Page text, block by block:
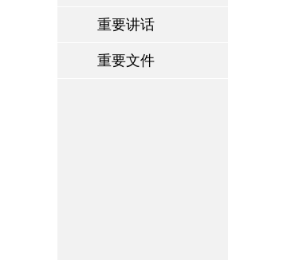
重要讲话
重要文件